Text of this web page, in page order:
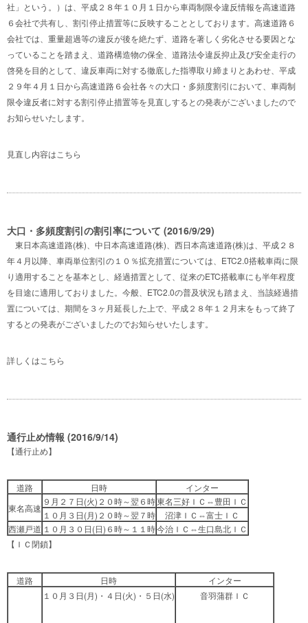
社」という。）は、平成２８年１０月１日から車両制限令違反情報を高速道路
６会社で共有し、割引停止措置等に反映することとしております。高速道路６
会社では、重量超過等の違反が後を絶たず、道路を著しく劣化させる要因とな
っていることを踏まえ、道路構造物の保全、道路法令違反抑止及び安全走行の
啓発を目的として、違反車両に対する徹底した指導取り締まりとあわせ、平成
２９年４月１日から高速道路６会社各々の大口・多頻度割引において、車両制
限令違反者に対する割引停止措置等を見直しするとの発表がございましたので
お知らせいたします。
見直し内容は こちら
大口・多頻度割引の割引率について (2016/9/29)
東日本高速道路(株)、中日本高速道路(株)、西日本高速道路(株)は、平成２８
年４月以降、車両単位割引の１０％拡充措置については、ETC2.0搭載車両に限
り適用することを基本とし、経過措置として、従来のETC搭載車にも半年程度
を目途に適用しておりました。今般、ETC2.0の普及状況も踏まえ、当該経過措
置については、期間を３ヶ月延長した上で、平成２８年１２月末をもって終了
するとの発表がございましたのでお知らせいたします。
詳しくは こちら
通行止め情報 (2016/9/14)
【通行止め】
道路 日時
インター
東名高速
９月２７日(火)２０時～翌６時東名三好ＩＣ⇔豊田ＩＣ
１０月３日(月)２０時～翌７時
沼津ＩＣ⇔富士ＩＣ
西瀬戸道 １０月３０日(日)６時～１１時今治ＩＣ⇔生口島北ＩＣ
【ＩＣ閉鎖】
道路 日時 インター
１０月３日(月)・４日(火)・５日(水) 音羽蒲群ＩＣ